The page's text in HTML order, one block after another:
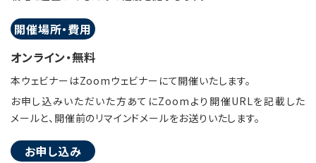
開催場所・費用
オンライン・無料
本ウェビナーはZoomウェビナーにて開催いたします。
お申し込みいただいた方あてにZoomより開催URLを記載した
メールと、開催前のリマインドメールをお送りいたします。
お申し込み